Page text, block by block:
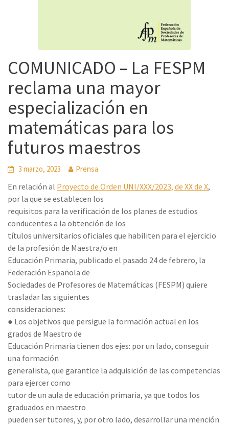
COMUNICADO – La FESPM
reclama una mayor
especialización en
matemáticas para los
futuros maestros
3 marzo, 2023 Prensa
En relación al Proyecto de Orden UNI/XXX/2023, de XX de X,
por la que se establecen los
requisitos para la verificación de los planes de estudios
conducentes a la obtención de los
títulos universitarios oficiales que habiliten para el ejercicio
de la profesión de Maestra/o en
Educación Primaria, publicado el pasado 24 de febrero, la
Federación Española de
Sociedades de Profesores de Matemáticas (FESPM) quiere
trasladar las siguientes
consideraciones:
● Los objetivos que persigue la formación actual en los
grados de Maestro de
Educación Primaria tienen dos ejes: por un lado, conseguir
una formación
generalista, que garantice la adquisición de las competencias
para ejercer como
tutor de un aula de educación primaria, ya que todos los
graduados en maestro
pueden ser tutores, y, por otro lado, desarrollar una mención